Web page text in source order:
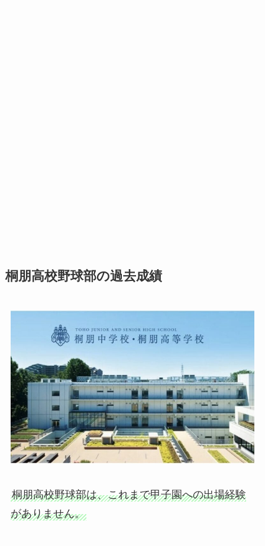
桐朋高校野球部の過去成績
桐朋高校野球部は、これまで甲子園への出場経験
がありません。